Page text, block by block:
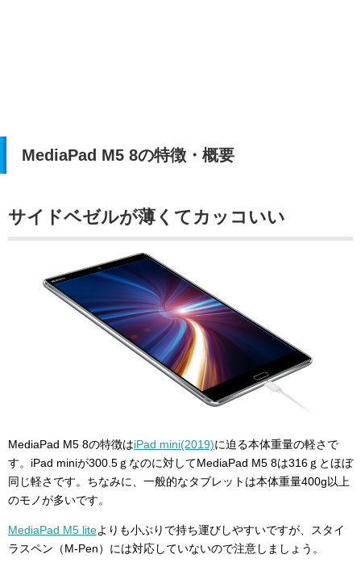
MediaPad M5 8の特徴・概要
サイドベゼルが薄くてカッコいい
MediaPad M5 8の特徴はiPad mini(2019)に迫る本体重量の軽さで
す。iPad miniが300.5ｇなのに対してMediaPad M5 8は316ｇとほぼ
同じ軽さです。ちなみに、一般的なタブレットは本体重量400g以上
のモノが多いです。
MediaPad M5 liteよりも小ぶりで持ち運びしやすいですが、スタイ
ラスペン（M-Pen）には対応していないので注意しましょう。